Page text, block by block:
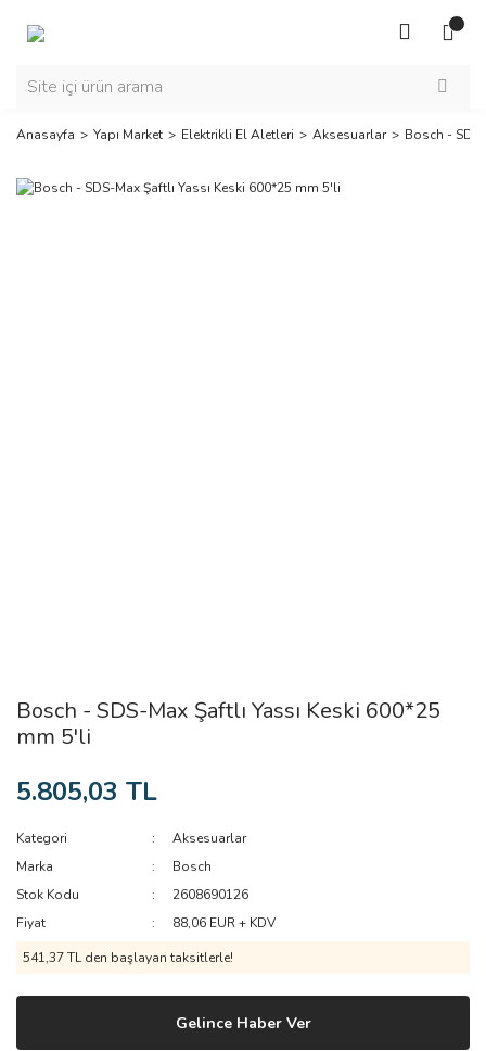
Anasayfa Yapı Market Elektrikli El Aletleri Aksesuarlar Bosch -
Bosch - SDS-Max Şaftlı Yassı Keski 600*25
mm 5'li
5.805,03 TL
Kategori
Aksesuarlar
Marka
Bosch
Stok Kodu
2608690126
Fiyat
88,06 EUR + KDV
541,37 TL den başlayan taksitlerle!
Gelince Haber Ver